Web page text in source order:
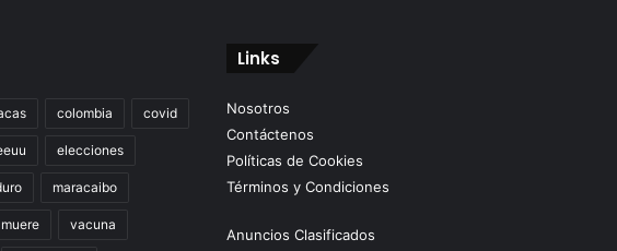
colombia covid
elecciones
maracaibo
muere vacuna
Links
Nosotros
Contáctenos
Políticas de Cookies
Términos y Condiciones
Anuncios Clasificados